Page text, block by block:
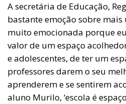
A secretária de Educação,
bastante emoção sobre mais
muito emocionada porque
valor de um espaço
e adolescentes, de ter um
professores darem o seu
aprenderem e se sentirem
aluno Murilo, ‘escola é